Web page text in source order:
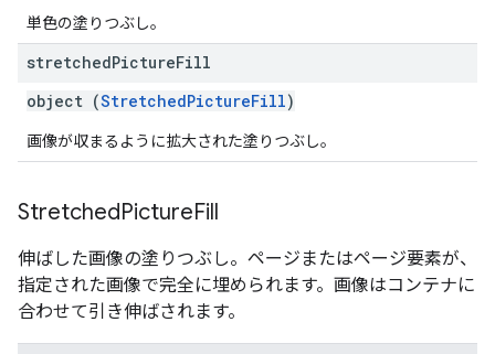
単色の塗りつぶし。
stretchedPictureFill
object (StretchedPictureFill)
画像が収まるように拡大された塗りつぶし。
StretchedPictureFill
伸ばした画像の塗りつぶし。ページまたはページ要素が、
指定された画像で完全に埋められます。画像はコンテナに
合わせて引き伸ばされます。